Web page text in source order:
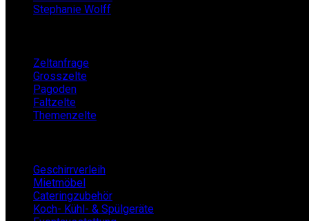
Stephanie Wolff
Zeltanfrage
Grosszelte
Pagoden
Faltzelte
Themenzelte
Geschirrverleih
Mietmöbel
Cateringzubehör
Koch- Kühl- & Spülgeräte